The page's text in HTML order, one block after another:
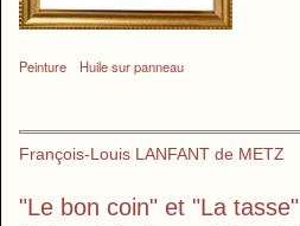
Peinture Huile sur panneau
François-Louis LANFANT de METZ
"Le bon coin" et "La tasse"